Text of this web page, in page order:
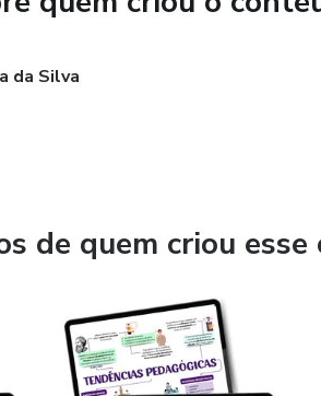
da Silva
de quem criou esse